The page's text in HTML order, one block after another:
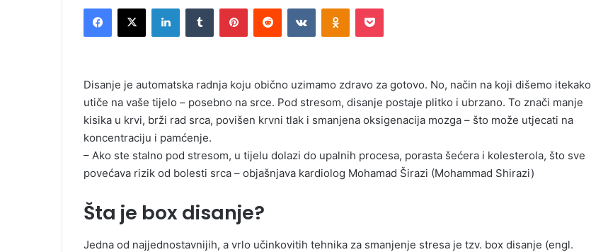
d
e
m
a
i
l
Disanje je automatska radnja koju obično uzimamo zdravo za gotovo. No, način na koji dišemo itekako
utiče na vaše tijelo – posebno na srce. Pod stresom, disanje postaje plitko i ubrzano. To znači manje
kisika u krvi, brži rad srca, povišen krvni tlak i smanjena oksigenacija mozga – što može utjecati na
koncentraciju i pamćenje.
– Ako ste stalno pod stresom, u tijelu dolazi do upalnih procesa, porasta šećera i kolesterola, što sve
povećava rizik od bolesti srca – objašnjava kardiolog Mohamad Širazi (Mohammad Shirazi)
Šta je box disanje?
Jedna od najjednostavnijih, a vrlo učinkovitih tehnika za smanjenje stresa je tzv. box disanje (engl.